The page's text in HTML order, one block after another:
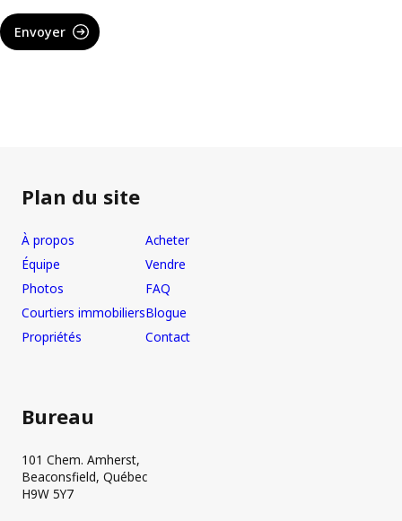
Envoyer
Plan du site
À propos
Équipe
Photos
Courtiers immobiliers
Propriétés
Acheter
Vendre
FAQ
Blogue
Contact
Bureau
101 Chem. Amherst,
Beaconsfield, Québec
H9W 5Y7